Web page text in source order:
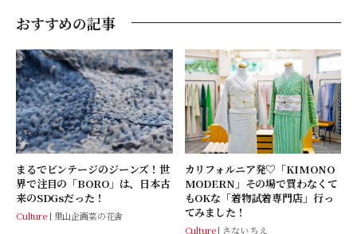
おすすめの記事
まるでビンテージのジーンズ！世
界で注目の「BORO」は、日本古
来のSDGsだった！
Culture 里山企画菜の花舎
カリフォルニア発♡「KIMONO
MODERN」その場で買わなくて
もOKな「着物試着専門店」行っ
てみました！
Culture さない ちえ